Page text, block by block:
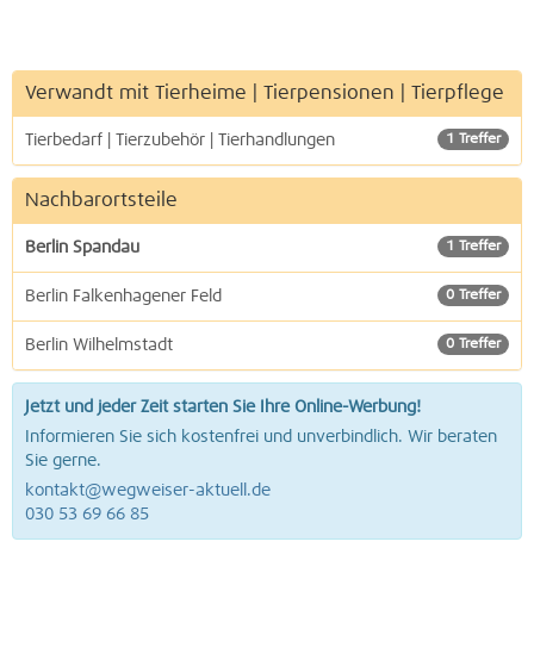
Verwandt mit Tierheime | Tierpensionen | Tierpflege
1 Treffer
Tierbedarf | Tierzubehör | Tierhandlungen
Nachbarortsteile
1 Treffer
Berlin Spandau
0 Treffer
Berlin Falkenhagener Feld
0 Treffer
Berlin Wilhelmstadt
Jetzt und jeder Zeit starten Sie Ihre Online-Werbung!
Informieren Sie sich kostenfrei und unverbindlich. Wir beraten
Sie gerne.
kontakt@wegweiser-aktuell.de
030 53 69 66 85